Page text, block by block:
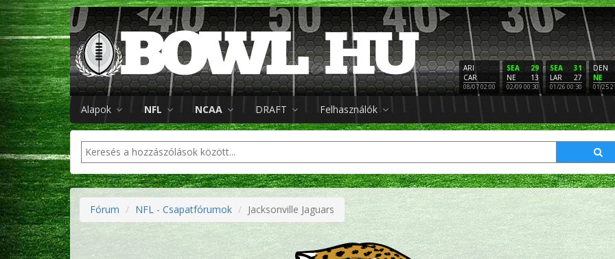
ARI
CAR
08/07 02:00
29
SEA
13
NE
02/09 00:30
31
SEA
27
LAR
01/26 00:30
DEN
NE
01/25
Alapok NFL NCAA DRAFT Felhasználók
Fórum NFL - Csapatfórumok Jacksonville Jaguars